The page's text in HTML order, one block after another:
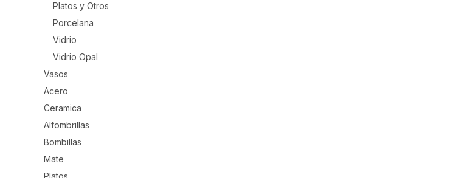
Platos y Otros
Porcelana
Vidrio
Vidrio Opal
Vasos
Acero
Ceramica
Alfombrillas
Bombillas
Mate